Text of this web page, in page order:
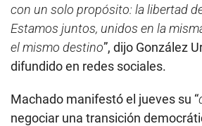
con un solo propósito: la libertad
Estamos juntos, unidos en la
el mismo destino”, dijo González
difundido en redes sociales.
Machado manifestó el jueves su “
negociar una transición